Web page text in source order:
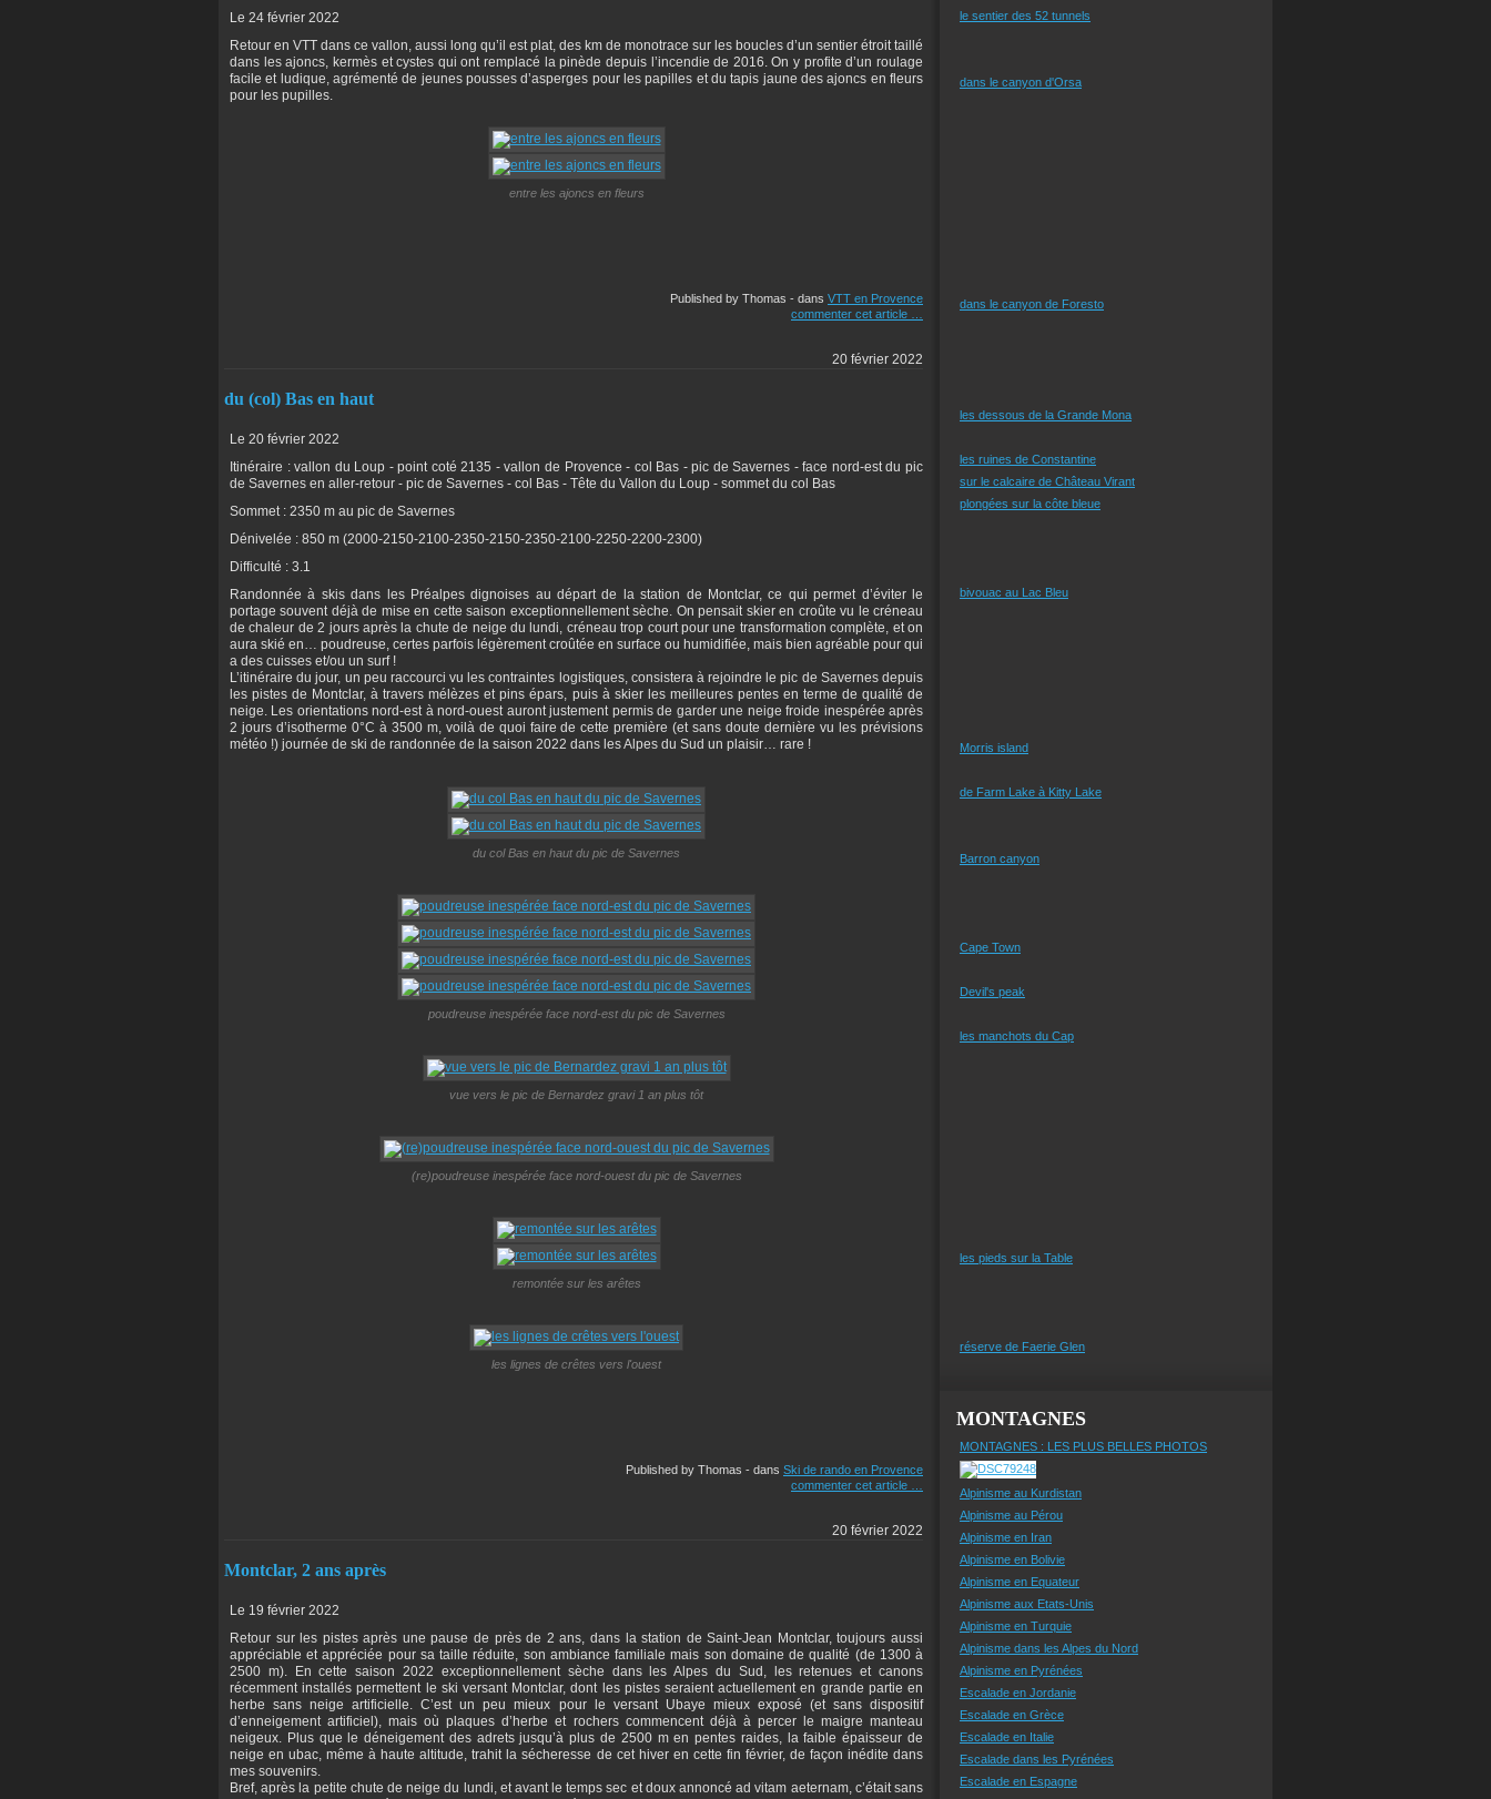
Le 24 février 2022
Retour en VTT dans ce vallon, aussi long qu’il est plat, des km de monotrace sur les boucles d’un sentier étroit taillé
dans les ajoncs, kermès et cystes qui ont remplacé la pinède depuis l’incendie de 2016. On y profite d’un roulage
facile et ludique, agrémenté de jeunes pousses d’asperges pour les papilles et du tapis jaune des ajoncs en fleurs
pour les pupilles.
entre les ajoncs en fleurs
Published by Thomas - dans VTT en Provence
commenter cet article
20 février 2022
du (col) Bas en haut
Le 20 février 2022
Itinéraire : vallon du Loup - point coté 2135 - vallon de Provence - col Bas - pic de Savernes - face nord-est du pic
de Savernes en aller-retour - pic de Savernes - col Bas - Tête du Vallon du Loup - sommet du col Bas
Sommet : 2350 m au pic de Savernes
Dénivelée : 850 m (2000-2150-2100-2350-2150-2350-2100-2250-2200-2300)
Difficulté : 3.1
Randonnée à skis dans les Préalpes dignoises au départ de la station de Montclar, ce qui permet d’éviter le
portage souvent déjà de mise en cette saison exceptionnellement sèche. On pensait skier en croûte vu le créneau
de chaleur de 2 jours après la chute de neige du lundi, créneau trop court pour une transformation complète, et on
aura skié en… poudreuse, certes parfois légèrement croûtée en surface ou humidifiée, mais bien agréable pour qui
a des cuisses et/ou un surf !
L’itinéraire du jour, un peu raccourci vu les contraintes logistiques, consistera à rejoindre le pic de Savernes depuis
les pistes de Montclar, à travers mélèzes et pins épars, puis à skier les meilleures pentes en terme de qualité de
neige. Les orientations nord-est à nord-ouest auront justement permis de garder une neige froide inespérée après
2 jours d’isotherme 0°C à 3500 m, voilà de quoi faire de cette première (et sans doute dernière vu les prévisions
météo !) journée de ski de randonnée de la saison 2022 dans les Alpes du Sud un plaisir… rare !
du col Bas en haut du pic de Savernes
poudreuse inespérée face nord-est du pic de Savernes
vue vers le pic de Bernardez gravi 1 an plus tôt
(re)poudreuse inespérée face nord-ouest du pic de Savernes
remontée sur les arêtes
les lignes de crêtes vers l'ouest
Published by Thomas - dans Ski de rando en Provence
commenter cet article
20 février 2022
Montclar, 2 ans après
Le 19 février 2022
Retour sur les pistes après une pause de près de 2 ans, dans la station de Saint-Jean Montclar, toujours aussi
appréciable et appréciée pour sa taille réduite, son ambiance familiale mais son domaine de qualité (de 1300 à
2500 m). En cette saison 2022 exceptionnellement sèche dans les Alpes du Sud, les retenues et canons
récemment installés permettent le ski versant Montclar, dont les pistes seraient actuellement en grande partie en
herbe sans neige artificielle. C’est un peu mieux pour le versant Ubaye mieux exposé (et sans dispositif
d’enneigement artificiel), mais où plaques d’herbe et rochers commencent déjà à percer le maigre manteau
neigeux. Plus que le déneigement des adrets jusqu’à plus de 2500 m en pentes raides, la faible épaisseur de
neige en ubac, même à haute altitude, trahit la sécheresse de cet hiver en cette fin février, de façon inédite dans
mes souvenirs.
Bref, après la petite chute de neige du lundi, et avant le temps sec et doux annoncé ad vitam aeternam, c’était sans
le sentier des 52 tunnels
dans le canyon d'Orsa
dans le canyon de Foresto
les dessous de la Grande Mona
les ruines de Constantine
sur le calcaire de Château Virant
plongées sur la côte bleue
bivouac au Lac Bleu
Morris island
de Farm Lake à Kitty Lake
Barron canyon
Cape Town
Devil's peak
les manchots du Cap
les pieds sur la Table
réserve de Faerie Glen
MONTAGNES
MONTAGNES : LES PLUS BELLES PHOTOS
Alpinisme au Kurdistan
Alpinisme au Pérou
Alpinisme en Iran
Alpinisme en Bolivie
Alpinisme en Equateur
Alpinisme aux Etats-Unis
Alpinisme en Turquie
Alpinisme dans les Alpes du Nord
Alpinisme en Pyrénées
Escalade en Jordanie
Escalade en Grèce
Escalade en Italie
Escalade dans les Pyrénées
Escalade en Espagne